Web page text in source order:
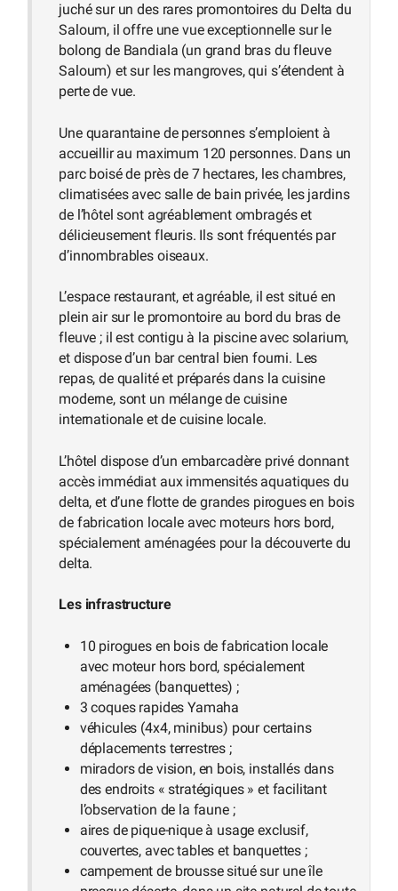
juché sur un des rares promontoires du Delta du
Saloum, il offre une vue exceptionnelle sur le
bolong de Bandiala (un grand bras du fleuve
Saloum) et sur les mangroves, qui s’étendent à
perte de vue.
Une quarantaine de personnes s’emploient à
accueillir au maximum 120 personnes. Dans un
parc boisé de près de 7 hectares, les chambres,
climatisées avec salle de bain privée, les jardins
de l’hôtel sont agréablement ombragés et
délicieusement fleuris. Ils sont fréquentés par
d’innombrables oiseaux.
L’espace restaurant, et agréable, il est situé en
plein air sur le promontoire au bord du bras de
fleuve ; il est contigu à la piscine avec solarium,
et dispose d’un bar central bien fourni. Les
repas, de qualité et préparés dans la cuisine
moderne, sont un mélange de cuisine
internationale et de cuisine locale.
L’hôtel dispose d’un embarcadère privé donnant
accès immédiat aux immensités aquatiques du
delta, et d’une flotte de grandes pirogues en bois
de fabrication locale avec moteurs hors bord,
spécialement aménagées pour la découverte du
delta.
Les infrastructure
10 pirogues en bois de fabrication locale
avec moteur hors bord, spécialement
aménagées (banquettes) ;
3 coques rapides Yamaha
véhicules (4x4, minibus) pour certains
déplacements terrestres ;
miradors de vision, en bois, installés dans
des endroits « stratégiques » et facilitant
l’observation de la faune ;
aires de pique-nique à usage exclusif,
couvertes, avec tables et banquettes ;
campement de brousse situé sur une île